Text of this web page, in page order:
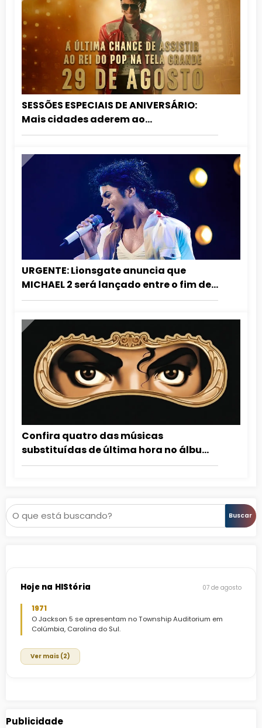
SESSÕES ESPECIAIS DE ANIVERSÁRIO:
Mais cidades aderem ao
relançamento de MICHAEL nos
URGENTE: Lionsgate anuncia que
MICHAEL 2 será lançado entre o fim de
2027 e o início de 2028!
Confira quatro das músicas
substituídas de última hora no álbum
Dangerous
Pesquisar Buscar
Hoje na HIStória 07 de agosto
1971
O Jackson 5 se apresentam no Township Auditorium em
Colúmbia, Carolina do Sul.
Ver mais (2)
Publicidade